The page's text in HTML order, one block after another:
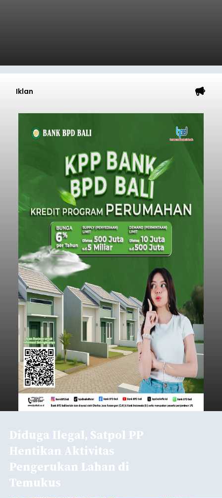
Iklan
Diduga Ilegal, Satpol PP
Hentikan Aktivitas
Pengerukan Lahan di
Temukus